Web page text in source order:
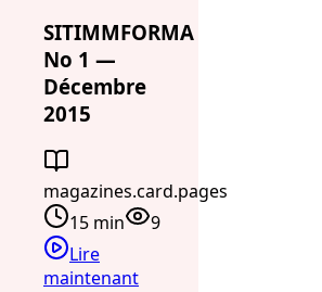
SITIMMFORMA
No 1 —
Décembre
2015
magazines.card.pages
15 min
9
Lire
maintenant